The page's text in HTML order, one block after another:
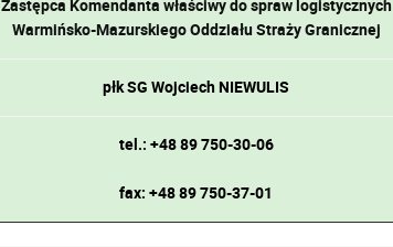
Zastępca Komendanta właściwy do spraw logistycznych
Warmińsko-Mazurskiego Oddziału Straży Granicznej
płk SG Wojciech NIEWULIS
tel.: +48 89 750-30-06
fax: +48 89 750-37-01